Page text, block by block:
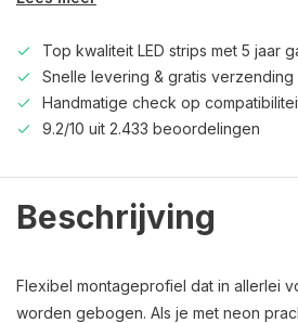
Top kwaliteit LED strips met 5 jaar
Snelle levering & gratis
Handmatige check op
9.2/10 uit 2.433 beoordelingen
Beschrijving
Flexibel montageprofiel dat in allerlei
worden gebogen. Als je met neon